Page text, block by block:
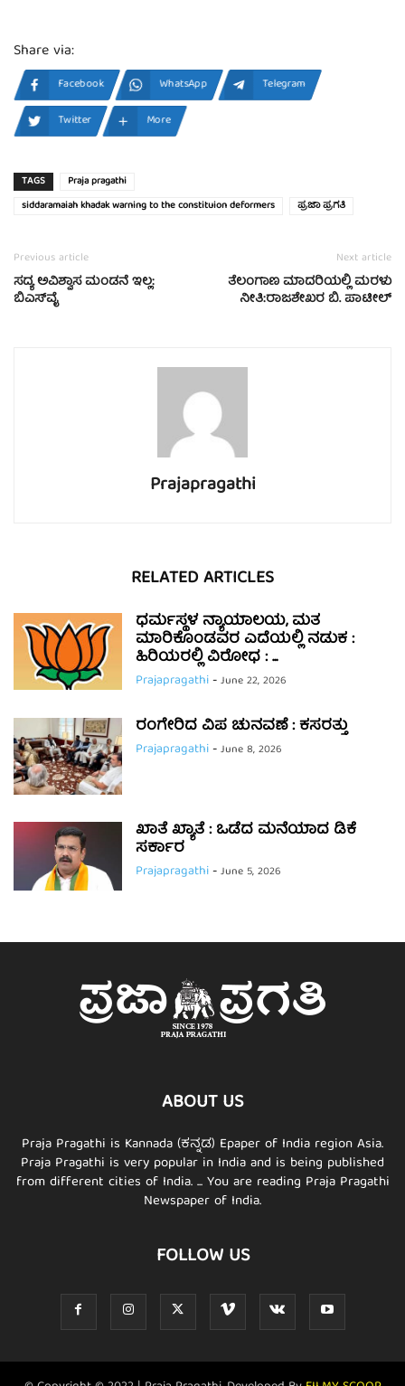
Share via:
Facebook WhatsApp
Telegram
Twitter
More
TAGS
Praja pragathi
siddaramaiah khadak warning to the constituion deformers
ಪ್ರಜಾ ಪ್ರಗತಿ
Previous article
ಸದ್ಯ ಅವಿಶ್ವಾಸ ಮಂಡನೆ ಇಲ್ಲ:
ಬಿಎಸ್‍ವೈ
Next article
ತೆಲಂಗಾಣ ಮಾದರಿಯಲ್ಲಿ ಮರಳು
ನೀತಿ:ರಾಜಶೇಖರ ಬಿ. ಪಾಟೀಲ್
Prajapragathi
RELATED ARTICLES
ಧರ್ಮಸ್ಥಳ ನ್ಯಾಯಾಲಯ, ಮತ
ಮಾರಿಕೊಂಡವರ ಎದೆಯಲ್ಲಿ ನಡುಕ :
ಹಿರಿಯರಲ್ಲಿ ವಿರೋಧ : ...
Prajapragathi-June 22, 2026
ರಂಗೇರಿದ ವಿಪ ಚುನವಣೆ : ಕಸರತ್ತು
Prajapragathi-June 8, 2026
ಖಾತೆ ಖ್ಯಾತೆ : ಒಡೆದ ಮನೆಯಾದ ಡಿಕೆ
ಸರ್ಕಾರ
Prajapragathi-June 5, 2026
ABOUT US
Praja Pragathi is Kannada (ಕನ್ನಡ) Epaper of India region Asia.
Praja Pragathi is very popular in India and is being published
from different cities of India. ... You are reading Praja Pragathi
Newspaper of India.
FOLLOW US